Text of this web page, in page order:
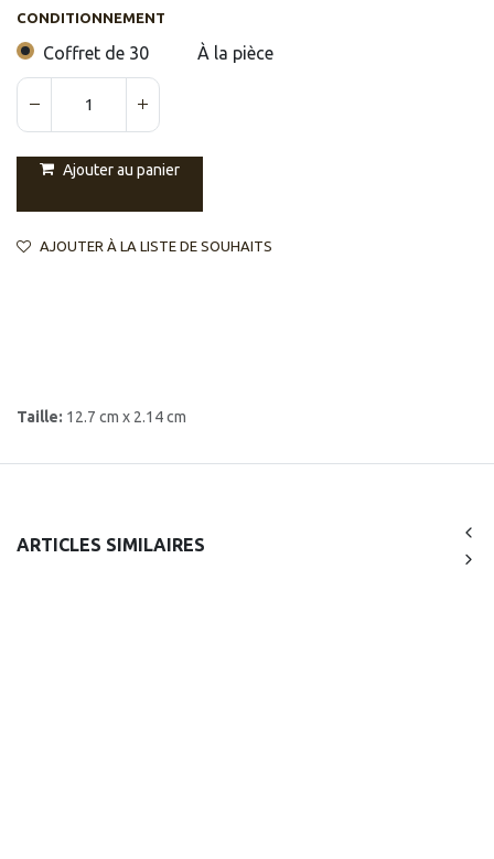
CONDITIONNEMENT
Coffret de 30 À la pièce
Ajouter au panier
AJOUTER À LA LISTE DE SOUHAITS
Taille: 12.7 cm x 2.14 cm
ARTICLES SIMILAIRES